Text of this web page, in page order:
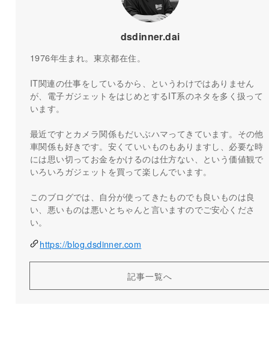
dsdinner.dai
1976年生まれ。東京都在住。
IT関連の仕事をしているから、というわけではありません
が、電子ガジェットをはじめとするIT系のネタを多く扱って
います。
最近ですとカメラ関係もだいぶハマってきています。その他
車関係も好きです。安くていいものもありますし、必要な時
には思い切ってお金をかけるのは仕方ない、という価値観で
いろいろガジェットを買って楽しんでいます。
このブログでは、自分が使ってきたものでも良いものは良
い、悪いものは悪いとちゃんと言いますのでご安心くださ
い。
https://blog.dsdinner.com
記事一覧へ